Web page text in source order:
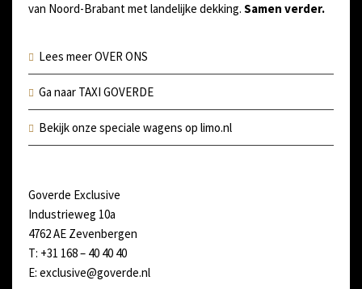
van Noord-Brabant met landelijke dekking. Samen verder.
Lees meer OVER ONS
Ga naar TAXI GOVERDE
Bekijk onze speciale wagens op limo.nl
Goverde Exclusive
Industrieweg 10a
4762 AE Zevenbergen
T: +31 168 – 40 40 40
E: exclusive@goverde.nl